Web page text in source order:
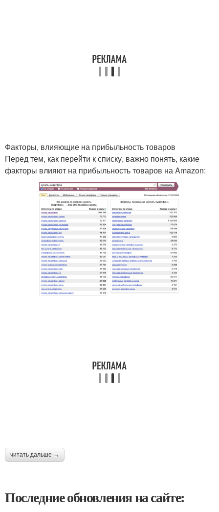
Факторы, влияющие на прибыльность товаров
Перед тем, как перейти к списку, важно понять, какие
факторы влияют на прибыльность товаров на Amazon:
читать дальше →
Последние обновления на сайте: